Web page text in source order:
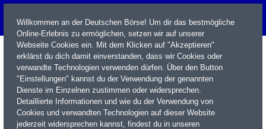
Name / WKN / ISIN / Kürzel
Willkommen an der Deutschen Börse! Um dir das bestmögliche
Online-Erlebnis zu ermöglichen, setzen wir auf unserer
Webseite Cookies ein. Mit dem Klicken auf "Akzeptieren"
erklärst du dich damit einverstanden, dass wir Cookies oder
verwandte Technologien verwenden dürfen. Über den Button
"Einstellungen" kannst du der Verwendung der genannten
Dienste im Einzelnen zustimmen oder widersprechen.
Detaillierte Informationen und wie du der Verwendung von
Cookies und verwandten Technologien auf dieser Website
jederzeit widersprechen kannst, findest du in unseren